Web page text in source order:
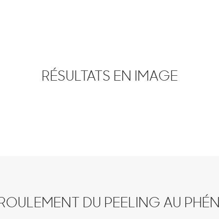
RÉSULTATS EN IMAGE
DU PEELING AU